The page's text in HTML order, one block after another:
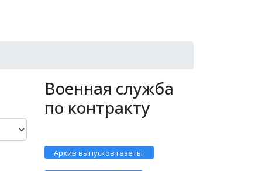
Военная служба
по контракту
Архив выпусков газеты